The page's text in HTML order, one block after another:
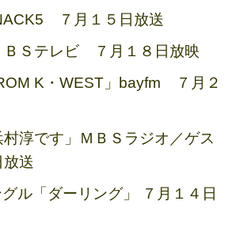
７月１５日放送
ＢＳテレビ ７月１８日放映
K・WEST」bayfm ７月２
村淳です」ＭＢＳラジオ／ゲス
送
ル「ダーリング」 ７月１４日